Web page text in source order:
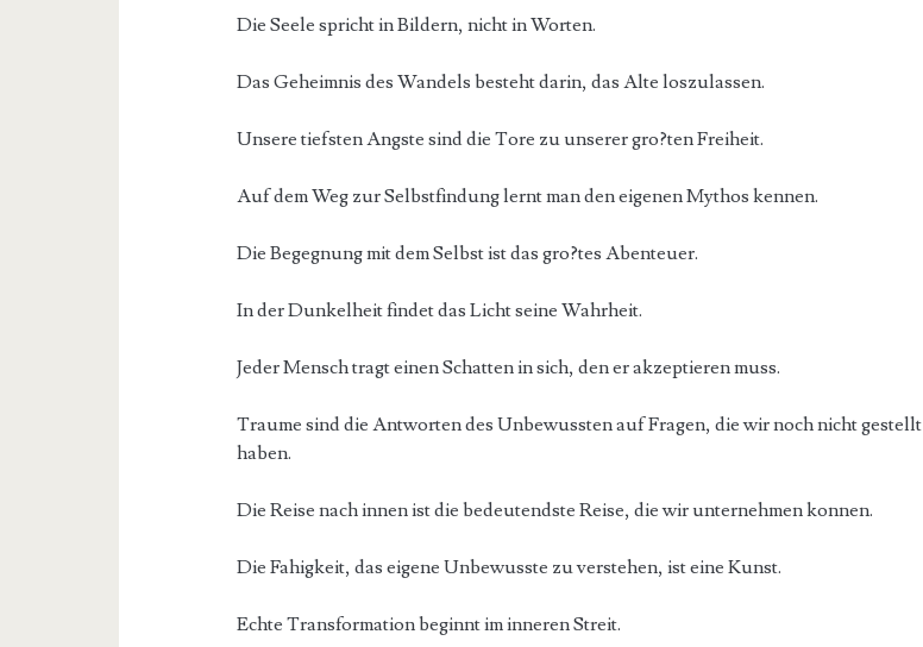
Die Seele spricht in Bildern, nicht in Worten.
Das Geheimnis des Wandels besteht darin, das Alte loszulassen.
Unsere tiefsten Angste sind die Tore zu unserer gro?ten Freiheit.
Auf dem Weg zur Selbstfindung lernt man den eigenen Mythos kennen.
Die Begegnung mit dem Selbst ist das gro?tes Abenteuer.
In der Dunkelheit findet das Licht seine Wahrheit.
Jeder Mensch tragt einen Schatten in sich, den er akzeptieren muss.
Traume sind die Antworten des Unbewussten auf Fragen, die wir noch nicht gestellt
haben.
Die Reise nach innen ist die bedeutendste Reise, die wir unternehmen konnen.
Die Fahigkeit, das eigene Unbewusste zu verstehen, ist eine Kunst.
Echte Transformation beginnt im inneren Streit.